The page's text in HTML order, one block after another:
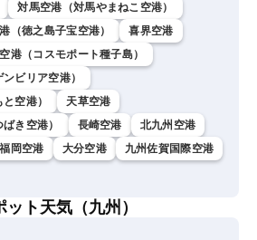
対馬空港（対馬やまねこ空港）
（徳之島子宝空港）
喜界空港
港（コスモポート種子島）
ビリア空港）
空港）
天草空港
き空港）
長崎空港
北九州空港
福岡空港 大分空港
九州佐賀国際空港
ト天気（九州）